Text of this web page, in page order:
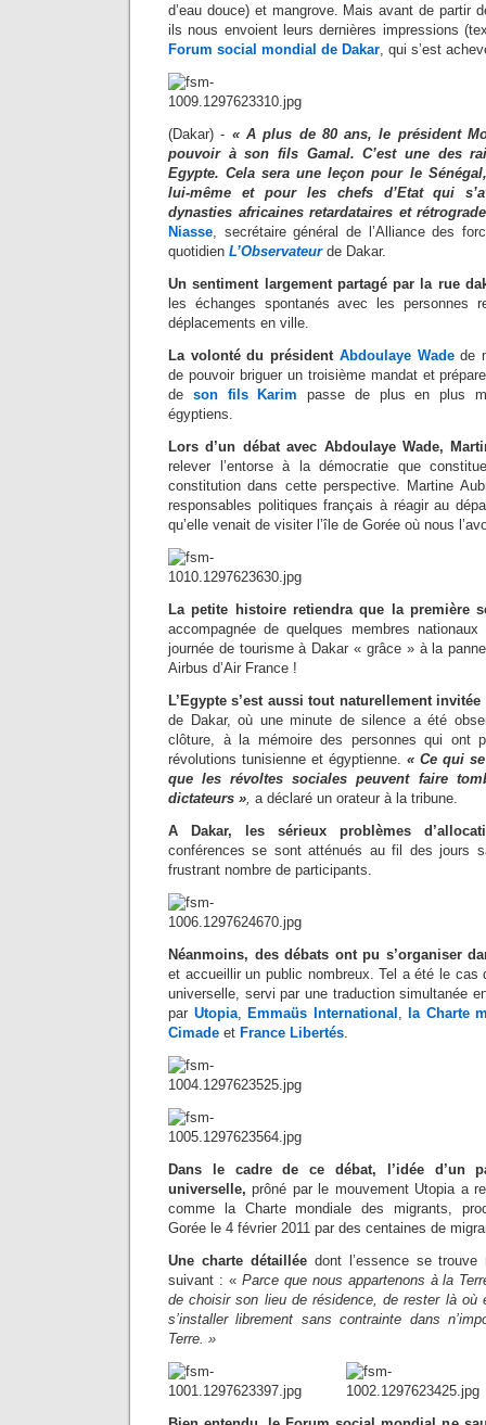
d’eau douce) et mangrove. Mais avant de partir
ils nous envoient leurs dernières impressions
Forum social mondial de Dakar , qui s’est
(Dakar) - « A plus de 80 ans, le président
pouvoir à son fils Gamal. C’est une des
Egypte. Cela sera une leçon pour le
lui-même et pour les chefs d’Etat qui
dynasties africaines retardataires et
Niasse , secrétaire général de l’Alliance des
quotidien L’Observateurde Dakar.
Un sentiment largement partagé par la rue
les échanges spontanés avec les personnes
déplacements en ville.
La volonté du président Abdoulaye Wade de
de pouvoir briguer un troisième mandat et
de son fils Karim passe de plus en plus
égyptiens.
Lors d’un débat avec Abdoulaye Wade,
relever l’entorse à la démocratie que
constitution dans cette perspective. Martine
responsables politiques français à réagir au
qu’elle venait de visiter l’île de Gorée où nous
La petite histoire retiendra que la première
accompagnée de quelques membres
journée de tourisme à Dakar « grâce » à la
Airbus d’Air France !
L’Egypte s’est aussi tout naturellement
de Dakar, où une minute de silence a été
clôture, à la mémoire des personnes qui ont
révolutions tunisienne et égyptienne. « Ce qui
que les révoltes sociales peuvent faire
dictateurs » a déclaré un orateur à la tribune.
A Dakar, les sérieux problèmes
conférences se sont atténués au fil des jours
frustrant nombre de participants.
Néanmoins, des débats ont pu s’organiser
et accueillir un public nombreux. Tel a été le cas
universelle, servi par une traduction simultanée
par Utopia,Emmaüs International ,la Charte
Cimade et France Libertés
Dans le cadre de ce débat, l’idée d’un
universelle, prôné par le mouvement Utopia a
comme la Charte mondiale des migrants,
Gorée le 4 février 2011 par des centaines de
Une charte détailléedont l’essence se trouve
suivant : «Parce que nous appartenons à la
de choisir son lieu de résidence, de rester là
s’installer librement sans contrainte dans
Terre. »